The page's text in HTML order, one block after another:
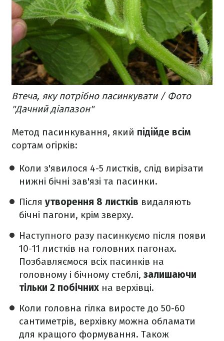
Втеча, яку потрібно пасинкувати / Фото
"Дачний діапазон"
Метод пасинкування, який підійде всім
сортам огірків:
Коли з'явилося 4-5 листків, слід вирізати
нижні бічні зав'язі та пасинки.
Після утворення 8 листків видаляють
бічні пагони, крім зверху.
Наступного разу пасинкуємо після появи
10-11 листків на головних пагонах.
Позбавляємося всіх пасинків на
головному і бічному стеблі, залишаючи
тільки 2 побічних на верхівці.
Коли головна гілка виросте до 50-60
сантиметрів, верхівку можна обламати
для кращого формування. Також